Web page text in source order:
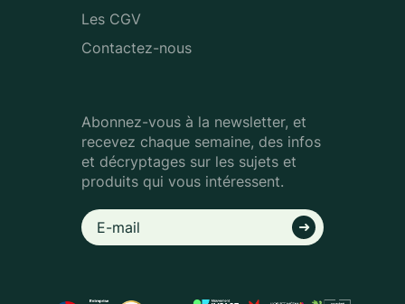
Les CGV
Contactez-nous
Abonnez-vous à la newsletter, et
recevez chaque semaine, des infos
et décryptages sur les sujets et
produits qui vous intéressent.